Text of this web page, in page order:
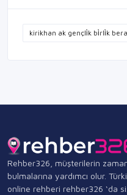
kirikhan ak gençli̇k bi̇rli̇k
Rehber326, müşterilerin
bulmalarına yardımcı olur.
online rehberi rehber326 ‘da